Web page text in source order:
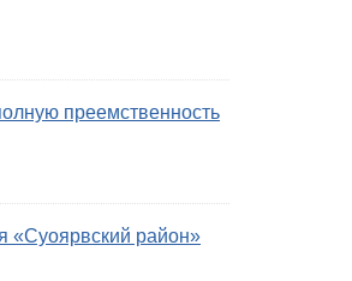
преемственность
«Суоярвский район»